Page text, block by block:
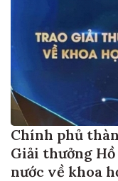
Chính phủ
Giải thưởng
nước về khoa